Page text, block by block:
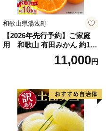
和歌山県湯浅町
【2026年先行予約】ご家庭
用 和歌山 有田みかん 約10k
g (2L、3Lサイズ)【湯浅町】
11,000円